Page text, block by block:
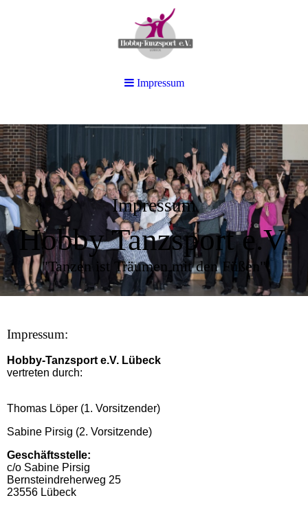
Impressum
Hobby Tanzsport e.V.
"Tanzen ist Träumen mit den Füßen"
Impressum:
Hobby-Tanzsport e.V. Lübeck
vertreten durch:
Thomas Löper (1. Vorsitzender)
Sabine Pirsig (2. Vorsitzende)
Geschäftsstelle:
c/o Sabine Pirsig
Bernsteindreherweg 25
23556 Lübeck
Impressum